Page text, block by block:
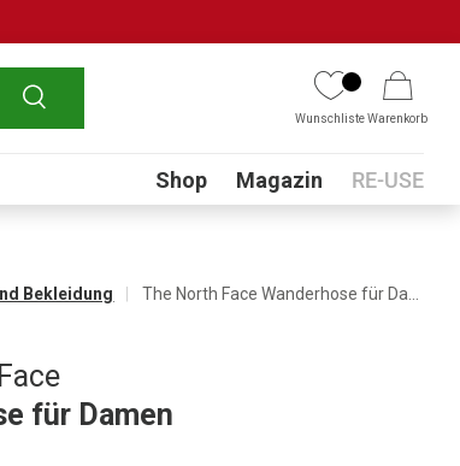
Suchen
WunschlisteWarenkorb
Submenu
Shop Magazin RE-USE
Bekleidung
für Damen